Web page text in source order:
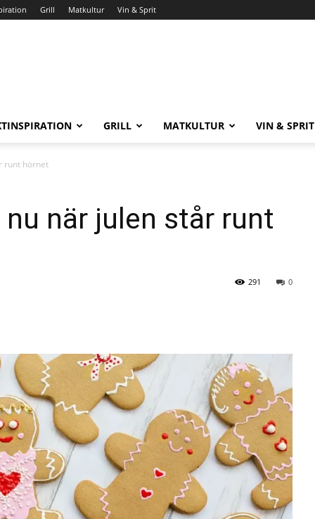
Grill Matkultur Vin & Sprit
GRILL MATKULTUR VIN & SPRIT
runt hörnet
när julen står runt
0
291